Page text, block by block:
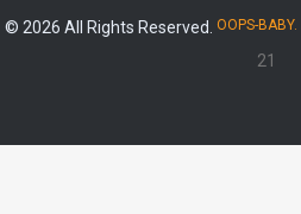
© 2026 All Rights Reserved. OOPS-BABY.
21